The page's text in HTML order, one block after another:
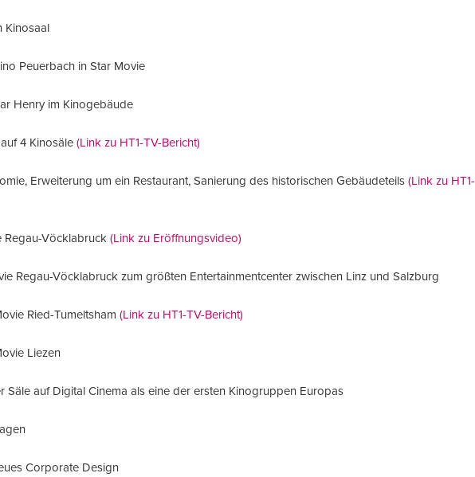
Kinosaal
Peuerbach in Star Movie
Henry im Kinogebäude
4 Kinosäle(Link zu HT1-TV-Bericht)
Erweiterung um ein Restaurant, Sanierung des historischen Gebäudeteils(Link zu HT1-
Vöcklabruck(Link zu Eröffnungsvideo)
Regau-Vöcklabruck zum größten Entertainmentcenter zwischen Linz und Salzburg
Ried-Tumeltsham (Link zu HT1-TV-Bericht)
Liezen
Säle auf Digital Cinema als eine der ersten Kinogruppen Europas
Corporate Design